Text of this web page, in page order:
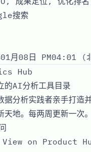
搜索
01月08日 PM04:01 (
Hub
的AI分析工具目录
据分析实践者亲手打造
地。每两周更新一次。
View on Product